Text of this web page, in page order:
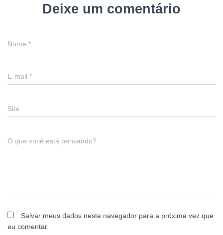
Deixe um comentário
Nome *
E-mail *
Site
O que você está pensando?
Salvar meus dados neste navegador para a próxima vez que
eu comentar.